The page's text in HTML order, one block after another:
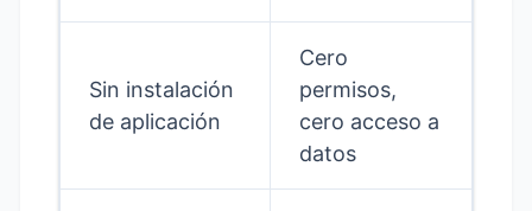
Sin instalación
de aplicación
Cero
permisos,
cero acceso a
datos